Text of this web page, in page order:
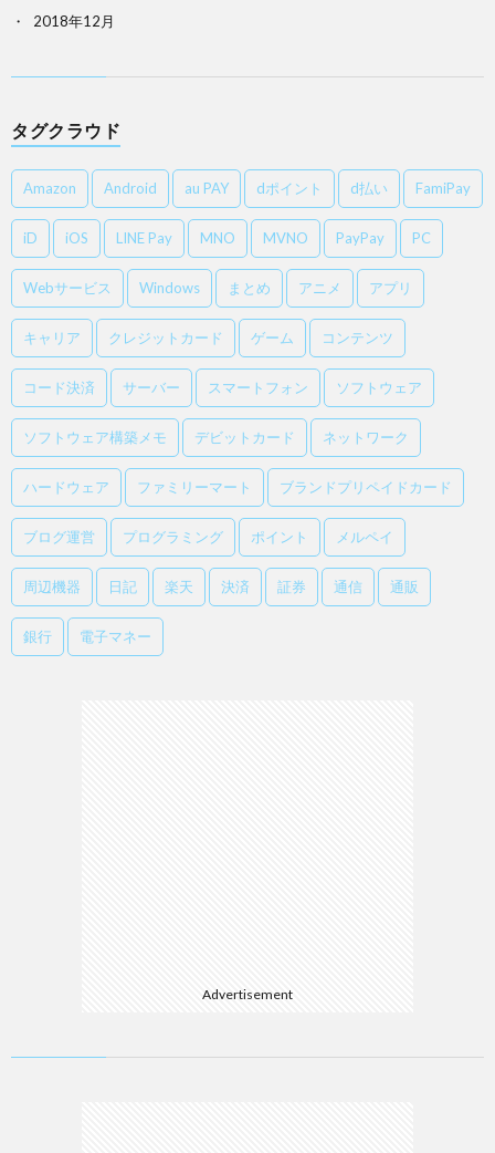
2018年12月
タグクラウド
Amazon Android au PAY dポイント d払い FamiPay
iD iOS LINE Pay MNO MVNO PayPay PC
Webサービス Windows まとめ アニメ アプリ
キャリア クレジットカード ゲーム コンテンツ
コード決済 サーバー スマートフォン ソフトウェア
ソフトウェア構築メモ デビットカード ネットワーク
ハードウェア ファミリーマート ブランドプリペイドカード
ブログ運営 プログラミング ポイント メルペイ
周辺機器 日記 楽天 決済 証券 通信 通販
銀行 電子マネー
Advertisement